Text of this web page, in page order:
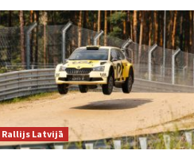
Rallijs Latvijā